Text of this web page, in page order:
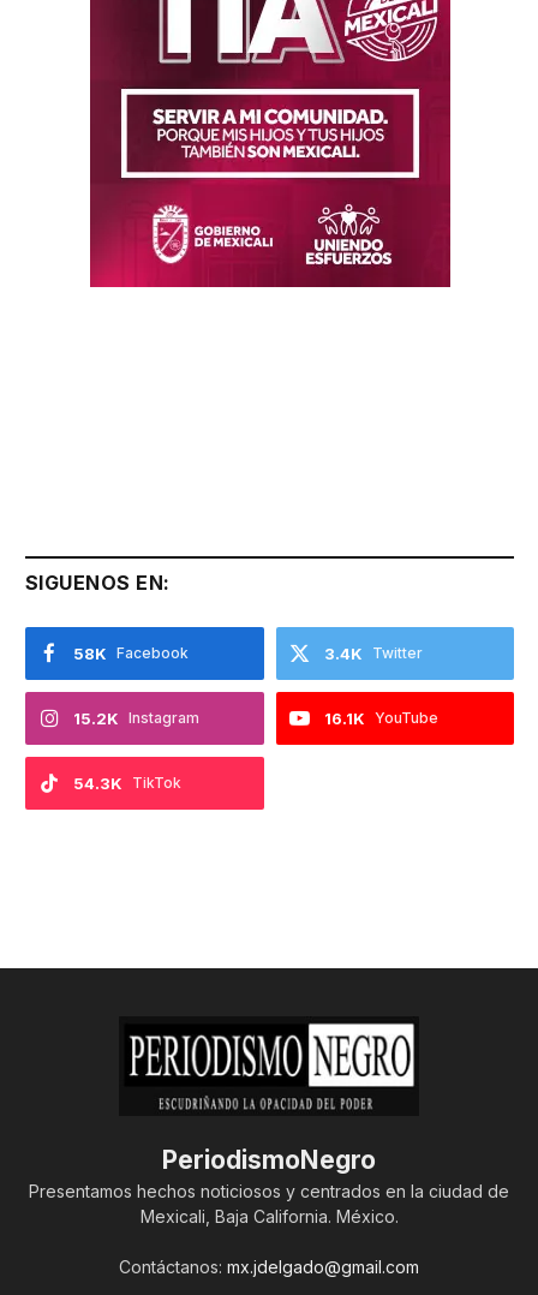
SIGUENOS EN:
Facebook
58K Twitter
3.4K
Instagram
15.2K YouTube
16.1K
TikTok
54.3K
PeriodismoNegro
Presentamos hechos noticiosos y centrados en la ciudad de
Mexicali, Baja California. México.
Contáctanos: mx.jdelgado@gmail.com